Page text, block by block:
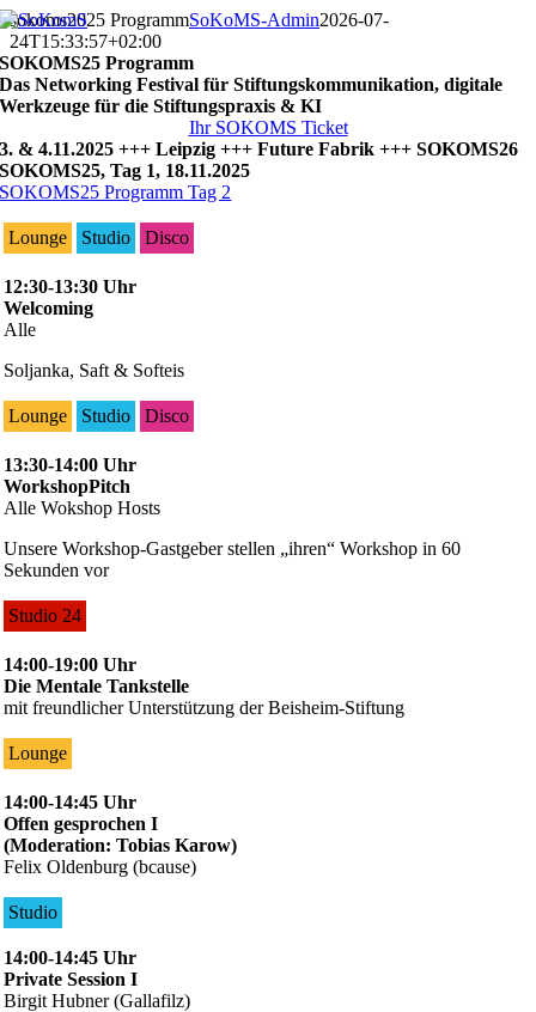
Zum
Inhalt
springen
sokoms2025 ProgrammSoKoMS-Admin2026-07-
24T15:33:57+02:00
SOKOMS25 Programm
Das Networking Festival für Stiftungskommunikation, digitale
Werkzeuge für die Stiftungspraxis & KI
Ihr SOKOMS Ticket
3. & 4.11.2025 +++ Leipzig +++ Future Fabrik +++ SOKOMS26
SOKOMS25, Tag 1, 18.11.2025
SOKOMS25 Programm Tag 2
Lounge Studio Disco
12:30-13:30 Uhr
Welcoming
Alle
Soljanka, Saft & Softeis
Lounge Studio Disco
13:30-14:00 Uhr
WorkshopPitch
Alle Wokshop Hosts
Unsere Workshop-Gastgeber stellen „ihren“ Workshop in 60
Sekunden vor
Studio 24
14:00-19:00 Uhr
Die Mentale Tankstelle
mit freundlicher Unterstützung der Beisheim-Stiftung
Lounge
14:00-14:45 Uhr
Offen gesprochen I
(Moderation: Tobias Karow)
Felix Oldenburg (bcause)
Studio
14:00-14:45 Uhr
Private Session I
Birgit Hubner (Gallafilz)